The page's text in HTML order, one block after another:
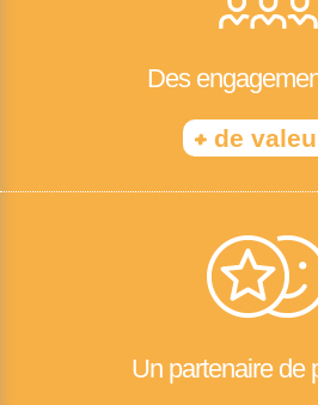
Des
+ de
Un partenaire de